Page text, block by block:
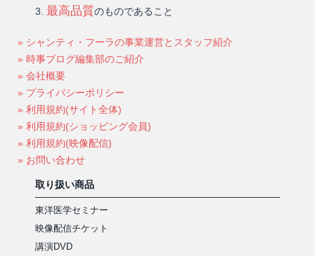
最高品質のものであること
» シャンティ・フーラの事業運営とスタッフ紹介
» 時事ブログ編集部のご紹介
» 会社概要
» プライバシーポリシー
» 利用規約(サイト全体)
» 利用規約(ショッピング会員)
» 利用規約(映像配信)
» お問い合わせ
取り扱い商品
東洋医学セミナー
映像配信チケット
講演DVD